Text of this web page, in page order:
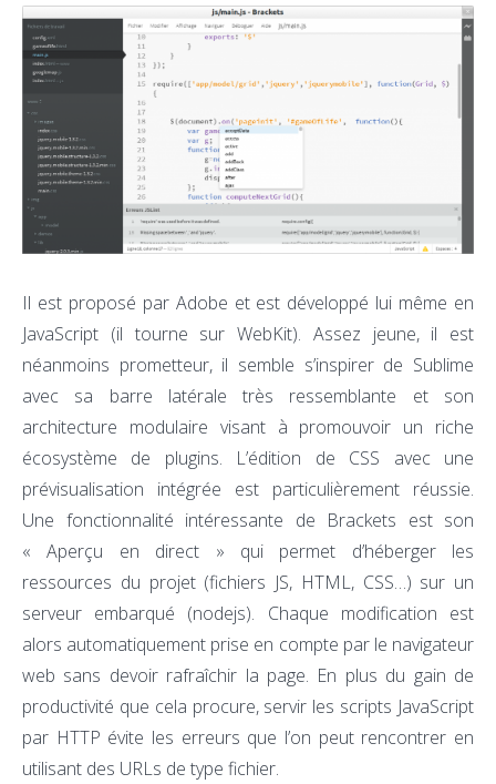
Il est proposé par Adobe et est développé lui même en
JavaScript (il tourne sur WebKit). Assez jeune, il est
néanmoins prometteur, il semble s’inspirer de Sublime
avec sa barre latérale très ressemblante et son
architecture modulaire visant à promouvoir un riche
écosystème de plugins. L’édition de CSS avec une
prévisualisation intégrée est particulièrement réussie.
Une fonctionnalité intéressante de Brackets est son
« Aperçu en direct » qui permet d’héberger les
ressources du projet (fichiers JS, HTML, CSS…) sur un
serveur embarqué (nodejs). Chaque modification est
alors automatiquement prise en compte par le navigateur
web sans devoir rafraîchir la page. En plus du gain de
productivité que cela procure, servir les scripts JavaScript
par HTTP évite les erreurs que l’on peut rencontrer en
utilisant des URLs de type fichier.